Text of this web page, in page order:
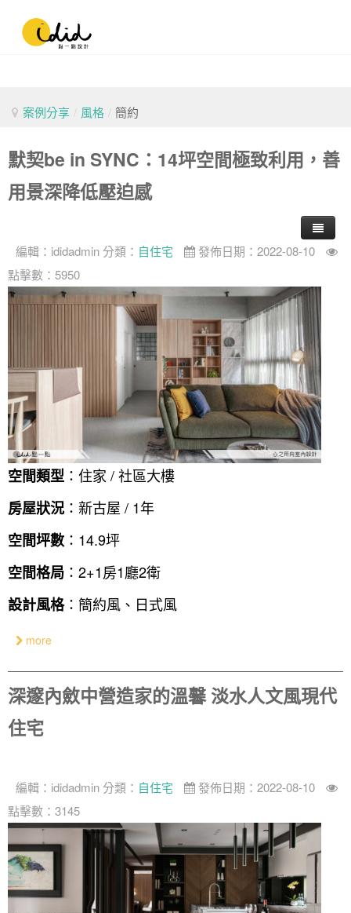
案例分享 / 風格 / 簡約
默契be in SYNC：14坪空間極致利用，善
用景深降低壓迫感
編輯： ididadmin 分類： 自住宅
發佈日期：2022-08-10
點擊數：5950
空間類型 ：住家 / 社區大樓
房屋狀況 ：新古屋 / 1年
空間坪數 ：14.9坪
空間格局 ：2+1房1廳2衛
設計風格：簡約風、日式風
more
深邃內斂中營造家的溫馨 淡水人文風現代
住宅
編輯： ididadmin 分類： 自住宅
發佈日期：2022-08-10
點擊數：3145
找設計師
我要裝潢
裝潢計算機
裝潢進階計算機
裝潢圖紙免費健檢
類型
居家
商業空間
辦公室
面積
小坪數
21~30坪
風格
現代
預算
人氣推薦
設計好手
台北市
新北市
360環景體驗
你家我家 Podcast
設計專欄
系統櫃
綠建材
全站搜尋
線上賞屋